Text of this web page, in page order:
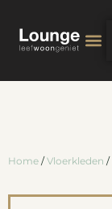
Home /Vloerkleden /